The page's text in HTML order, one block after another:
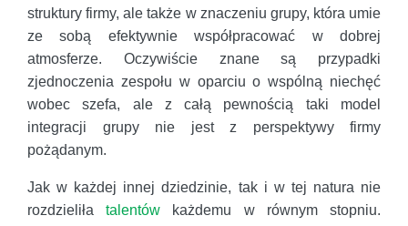
struktury firmy, ale także w znaczeniu grupy, która umie
ze sobą efektywnie współpracować w dobrej
atmosferze. Oczywiście znane są przypadki
zjednoczenia zespołu w oparciu o wspólną niechęć
wobec szefa, ale z całą pewnością taki model
integracji grupy nie jest z perspektywy firmy
pożądanym.
Jak w każdej innej dziedzinie, tak i w tej natura nie
rozdzieliłatalentów każdemu w równym stopniu.